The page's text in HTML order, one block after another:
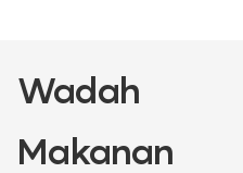
Wadah
Makanan